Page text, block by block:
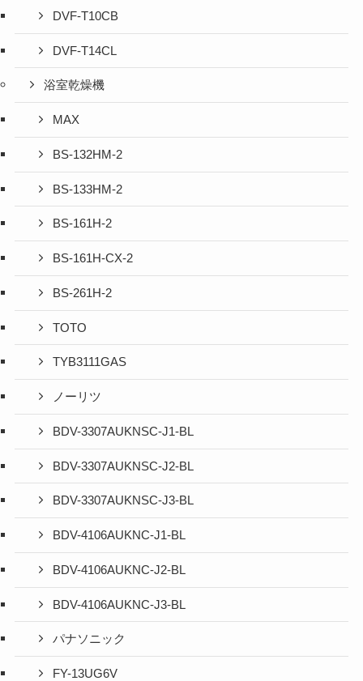
DVF-T10CB
DVF-T14CL
浴室乾燥機
MAX
BS-132HM-2
BS-133HM-2
BS-161H-2
BS-161H-CX-2
BS-261H-2
TOTO
TYB3111GAS
ノーリツ
BDV-3307AUKNSC-J1-BL
BDV-3307AUKNSC-J2-BL
BDV-3307AUKNSC-J3-BL
BDV-4106AUKNC-J1-BL
BDV-4106AUKNC-J2-BL
BDV-4106AUKNC-J3-BL
パナソニック
FY-13UG6V